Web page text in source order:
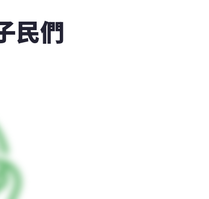
民們